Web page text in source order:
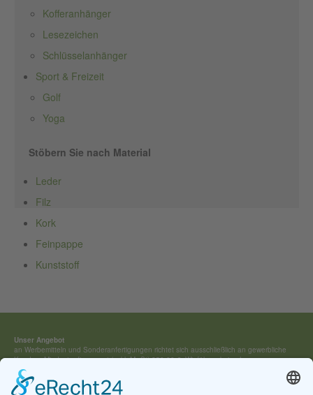
Kofferanhänger
Lesezeichen
Schlüsselanhänger
Sport & Freizeit
Golf
Yoga
Stöbern Sie nach Material
Leder
Filz
Kork
Feinpappe
Kunststoff
Unser Angebot
an Werbemitteln und Sonderan­fertigungen richtet sich ausschließ­lich an gewerbliche
Kunden. Mindestauftragswert (exkl. MwSt) 250,00 €. Wir führen keine Lagerware,
sondern fertigen jedes Werbemittel individuell für Sie an.
Kontakt:
Tel.: +49 (0) 4154 / 7 95 40-0